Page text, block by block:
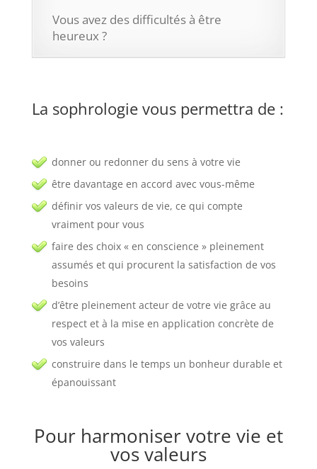
Vous avez des difficultés à être
heureux ?
La sophrologie vous permettra de :
donner ou redonner du sens à votre vie
être davantage en accord avec vous-même
définir vos valeurs de vie, ce qui compte
vraiment pour vous
faire des choix « en conscience » pleinement
assumés et qui procurent la satisfaction de vos
besoins
d’être pleinement acteur de votre vie grâce au
respect et à la mise en application concrète de
vos valeurs
construire dans le temps un bonheur durable et
épanouissant
Pour harmoniser votre vie et
vos valeurs